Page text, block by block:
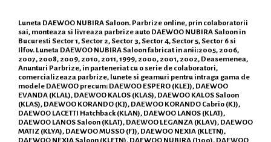
Luneta DAEWOO NUBIRA Saloon. Parbrize online, prin colaboratorii
sai, monteaza si livreaza parbrize auto DAEWOO NUBIRA Saloon in
Bucuresti Sector 1, Sector 2, Sector 3, Sector 4, Sector 5, Sector 6 si
Ilfov. Luneta DAEWOO NUBIRA Saloon fabricat in anii:2005, 2006,
2007, 2008, 2009, 2010, 2011, 1999, 2000, 2001, 2002, Deasemenea,
Anunturi Parbrize, in parteneriat cu o serie de colaboratori,
comercializeaza parbrize, lunete si geamuri pentru intraga gama de
modele DAEWOO precum: DAEWOO ESPERO (KLEJ), DAEWOO
EVANDA (KLAL), DAEWOO KALOS (KLAS), DAEWOO KALOS Saloon
(KLAS), DAEWOO KORANDO (KJ), DAEWOO KORANDO Cabrio (KJ),
DAEWOO LACETTI Hatchback (KLAN), DAEWOO LANOS (KLAT),
DAEWOO LANOS Saloon (KLAT), DAEWOO LEGANZA (KLAV), DAEWOO
MATIZ (KLYA), DAEWOO MUSSO (FJ), DAEWOO NEXIA (KLETN),
DAEWOO NEXIA Saloon (KLETN), DAEWOO NUBIRA (J100), DAEWOO